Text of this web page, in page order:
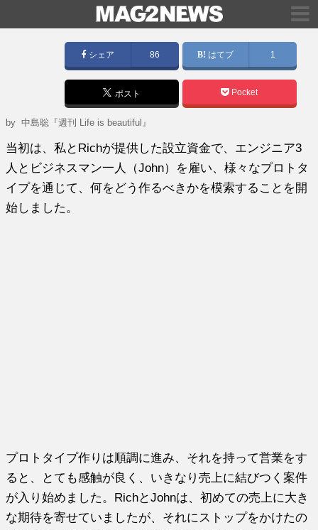
シェア 86 はてブ 1
ポスト Pocket
by中島聡『週刊 Life is beautiful』
当初は、私とRichが提供した設立資金で、エンジニア3
人とビジネスマン一人（John）を雇い、様々なプロトタ
イプを通じて、何をどう作るべきかを模索することを開
始しました。
プロトタイプ作りは順調に進み、それを持って営業をす
ると、とても感触が良く、いきなり売上に結びつく案件
が入り始めました。RichとJohnは、初めての売上に大き
な期待を寄せていましたが、それにストップをかけたの